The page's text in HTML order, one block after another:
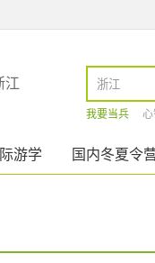
江
我要当兵
游学 国内冬夏令